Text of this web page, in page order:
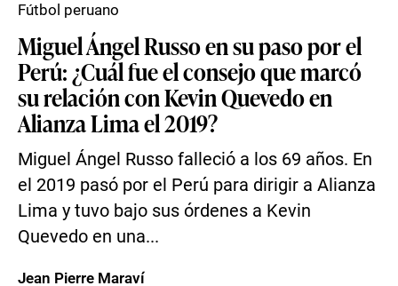
Miguel Ángel Russo en su paso por el
Perú: ¿Cuál fue el consejo que marcó
su relación con Kevin Quevedo en
Alianza Lima el 2019?
Miguel Ángel Russo falleció a los 69 años. En
el 2019 pasó por el Perú para dirigir a Alianza
Lima y tuvo bajo sus órdenes a Kevin
Quevedo en una...
Fútbol peruano
Jean Pierre Maraví